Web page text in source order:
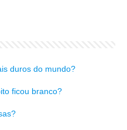
duros do mundo?
ficou branco?